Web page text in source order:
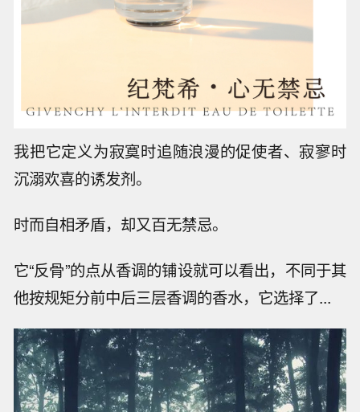
我把它定义为寂寞时追随浪漫的促使者、寂寥时
沉溺欢喜的诱发剂。
时而自相矛盾，却又百无禁忌。
它“反骨”的点从香调的铺设就可以看出，不同于其
他按规矩分前中后三层香调的香水，它选择了...